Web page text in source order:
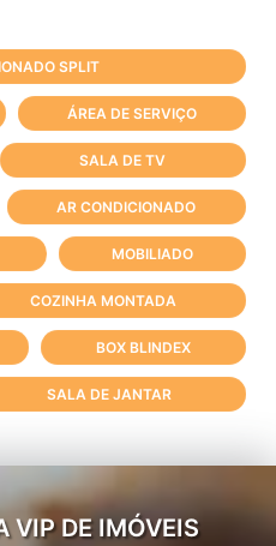
SPLIT
ÁREA DE SERVIÇO
SALA DE TV
AR CONDICIONADO
MOBILIADO
COZINHA MONTADA
BOX BLINDEX
SALA DE JANTAR
VIP DE IMÓVEIS